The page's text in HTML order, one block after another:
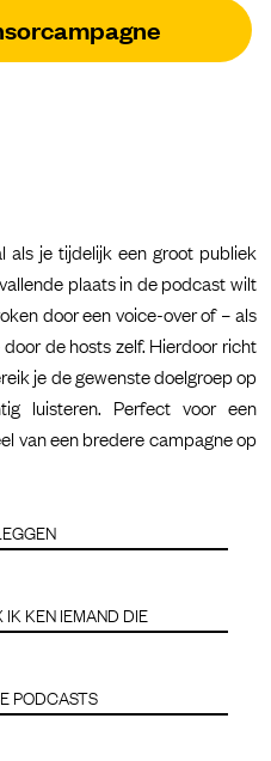
als je tijdelijk een groot publiek
plaats in de podcast wilt
door een voice-over of – als
de hosts zelf. Hierdoor richt
je de gewenste doelgroep op
luisteren. Perfect voor een
van een bredere campagne op
IK KEN IEMAND DIE
PODCASTS